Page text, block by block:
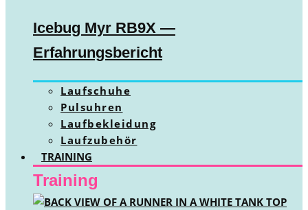
Icebug Myr RB9X —
Erfahrungsbericht
Laufschuhe
Pulsuhren
Laufbekleidung
Laufzubehör
TRAINING
Training